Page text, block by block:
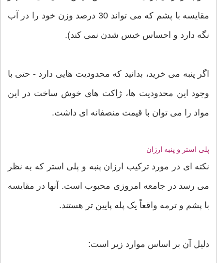
مقایسه با پشم که می تواند 30 درصد وزن خود را در آب
نگه دارد و احساس خیس شدن نمی کند).
اگر پنبه می خرید، بدانید که محدودیت هایی دارد - حتی با
وجود این محدودیت ها، ژاکت های خوش ساخت در این
مواد را می توان با قیمت منصفانه ای داشت.
پلی استر و پنبه ارزان
نکته ای در مورد ترکیب ارزان پنبه و پلی استر که به نظر
می رسد در جامعه امروزی محبوب است. آنها در مقایسه
با پشم و ترمه واقعاً یک پله پایین تر هستند.
دلیل آن بر اساس موارد زیر است: